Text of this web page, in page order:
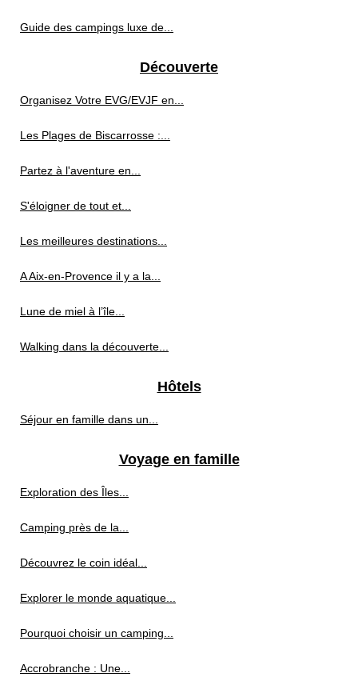
Guide des campings luxe de...
Découverte
Organisez Votre EVG/EVJF en...
Les Plages de Biscarrosse :...
Partez à l'aventure en...
S'éloigner de tout et...
Les meilleures destinations...
A Aix-en-Provence il y a la...
Lune de miel à l’île...
Walking dans la découverte...
Hôtels
Séjour en famille dans un...
Voyage en famille
Exploration des Îles...
Camping près de la...
Découvrez le coin idéal...
Explorer le monde aquatique...
Pourquoi choisir un camping...
Accrobranche : Une...